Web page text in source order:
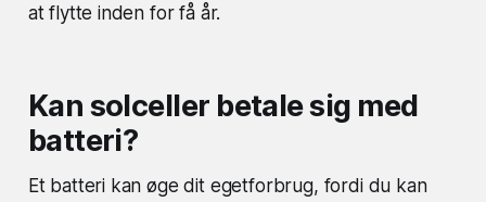
at flytte inden for få år.
Kan solceller betale sig med
batteri?
Et batteri kan øge dit egetforbrug, fordi du kan